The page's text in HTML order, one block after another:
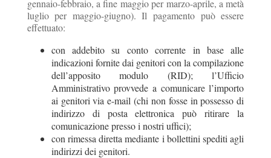
gennaio-febbraio, a fine maggio per marzo-aprile, a metà
luglio per maggio-giugno). Il pagamento può essere
effettuato:
con addebito su conto corrente in base alle
indicazioni fornite dai genitori con la compilazione
dell’apposito modulo (RID); l’Ufficio
Amministrativo provvede a comunicare l’importo
ai genitori via e-mail (chi non fosse in possesso di
indirizzo di posta elettronica può ritirare la
comunicazione presso i nostri uffici);
con rimessa diretta mediante i bollettini spediti agli
indirizzi dei genitori.